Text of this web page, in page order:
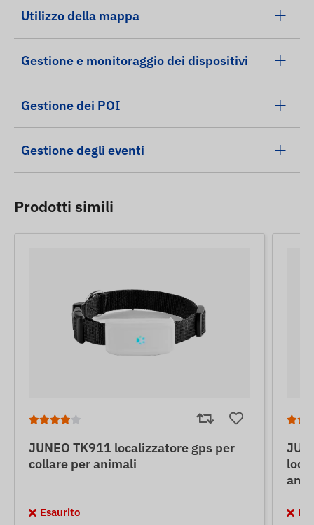
Utilizzo della mappa
Gestione e monitoraggio dei dispositivi
Gestione dei POI
Gestione degli eventi
Prodotti simili
JUNEO TK911 localizzatore gps per
collare per animali
Esaurito